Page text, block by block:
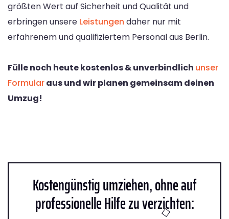
größten Wert auf Sicherheit und Qualität und
erbringen unsere Leistungen daher nur mit
erfahrenem und qualifiziertem Personal aus Berlin.
Fülle noch heute kostenlos & unverbindlich unser
Formularaus und wir planen gemeinsam deinen
Umzug!
Kostengünstig umziehen, ohne auf
professionelle Hilfe zu verzichten: